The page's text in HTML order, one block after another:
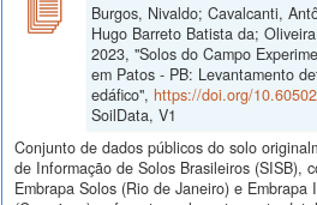
Burgos, Nivaldo; Cavalcanti,
Hugo Barreto Batista da;
2023, "Solos do Campo
em Patos - PB: Levantamento
edáfico", https://doi.org/
SoilData, V1
Conjunto de dados públicos do solo
de Informação de Solos Brasileiros (SISB),
Embrapa Solos (Rio de Janeiro) e Embrapa